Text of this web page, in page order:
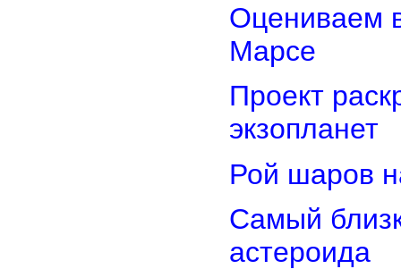
Оцениваем
Марсе
Проект
экзопланет
Рой шаров
Самый
астероида